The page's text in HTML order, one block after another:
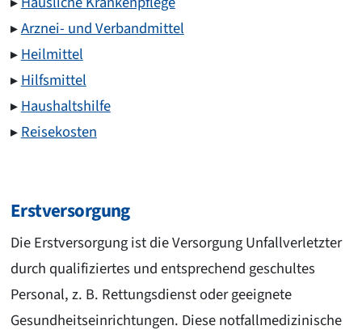
Arznei- und Verbandmittel
Heilmittel
Hilfsmittel
Haushaltshilfe
Reisekosten
Erstversorgung
Die Erstversorgung ist die Versorgung Unfallverletzter
durch qualifiziertes und entsprechend geschultes
Personal, z. B. Rettungsdienst oder geeignete
Gesundheitseinrichtungen. Diese notfallmedizinische